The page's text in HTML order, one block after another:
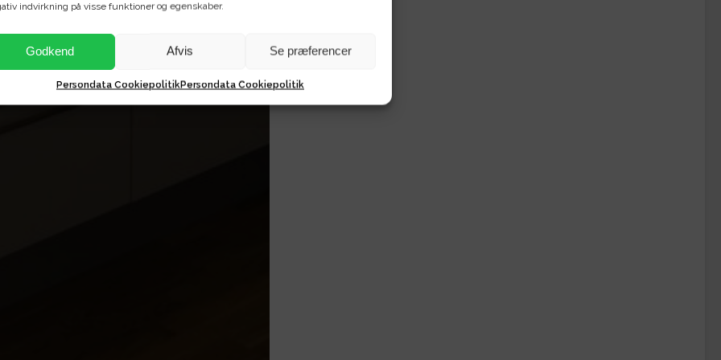
indvirkning på visse funktioner og egenskaber.
Godkend Afvis Se præferencer
Persondata CookiepolitikPersondata Cookiepolitik